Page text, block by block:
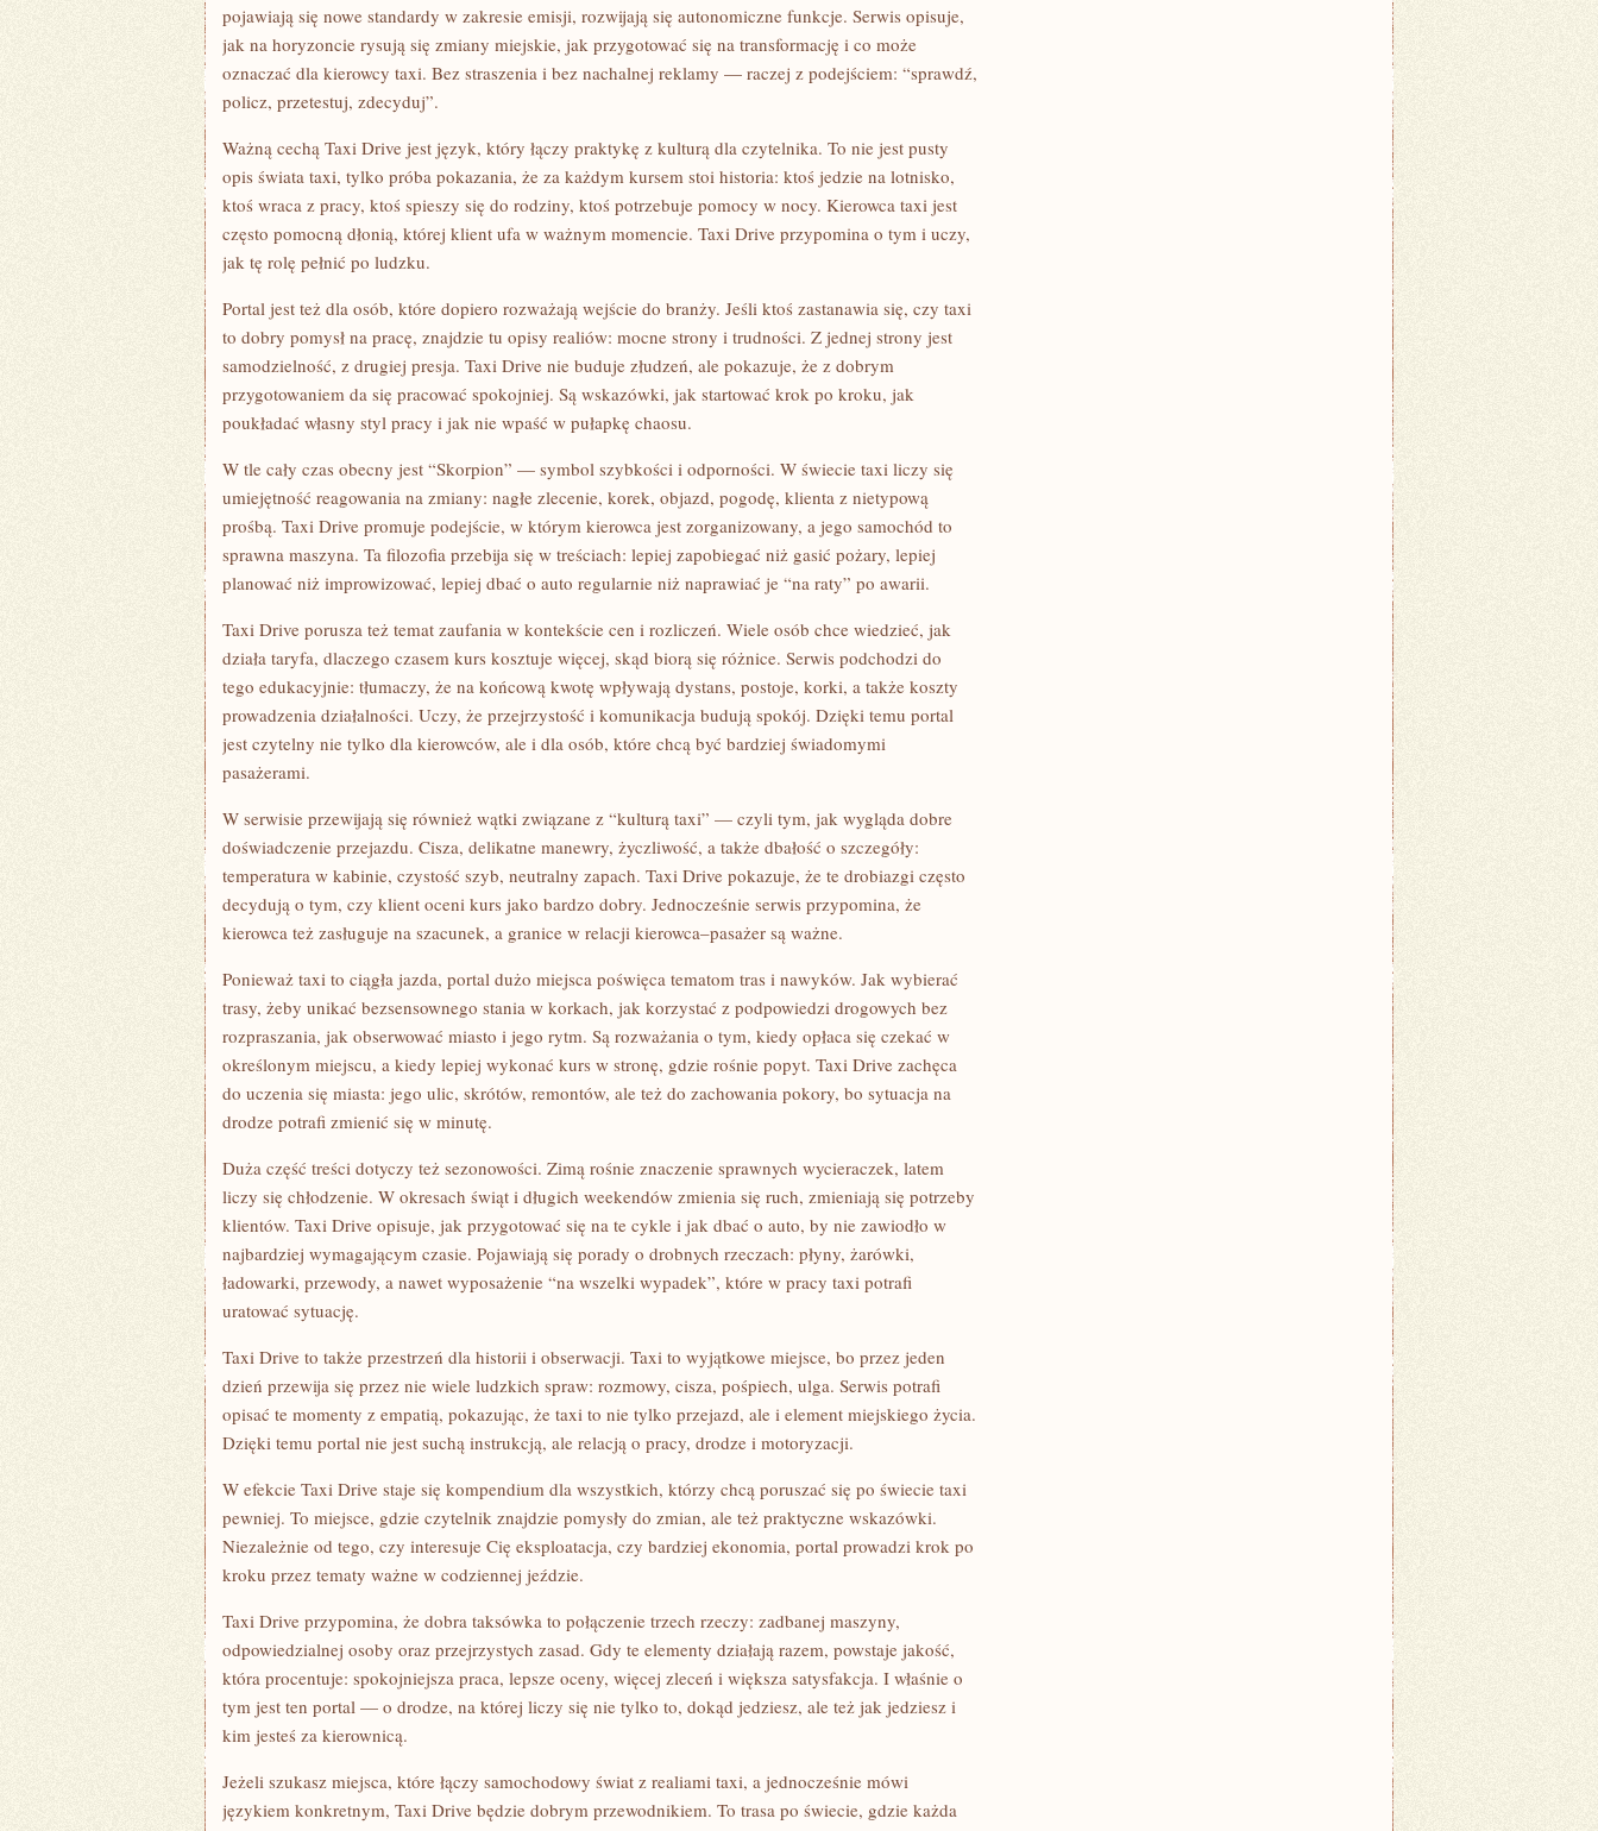
pojawiają się nowe standardy w zakresie emisji, rozwijają się autonomiczne funkcje. Serwis opisuje,
jak na horyzoncie rysują się zmiany miejskie, jak przygotować się na transformację i co może
oznaczać dla kierowcy taxi. Bez straszenia i bez nachalnej reklamy — raczej z podejściem: “sprawdź,
policz, przetestuj, zdecyduj”.
Ważną cechą Taxi Drive jest język, który łączy praktykę z kulturą dla czytelnika. To nie jest pusty
opis świata taxi, tylko próba pokazania, że za każdym kursem stoi historia: ktoś jedzie na lotnisko,
ktoś wraca z pracy, ktoś spieszy się do rodziny, ktoś potrzebuje pomocy w nocy. Kierowca taxi jest
często pomocną dłonią, której klient ufa w ważnym momencie. Taxi Drive przypomina o tym i uczy,
jak tę rolę pełnić po ludzku.
Portal jest też dla osób, które dopiero rozważają wejście do branży. Jeśli ktoś zastanawia się, czy taxi
to dobry pomysł na pracę, znajdzie tu opisy realiów: mocne strony i trudności. Z jednej strony jest
samodzielność, z drugiej presja. Taxi Drive nie buduje złudzeń, ale pokazuje, że z dobrym
przygotowaniem da się pracować spokojniej. Są wskazówki, jak startować krok po kroku, jak
poukładać własny styl pracy i jak nie wpaść w pułapkę chaosu.
W tle cały czas obecny jest “Skorpion” — symbol szybkości i odporności. W świecie taxi liczy się
umiejętność reagowania na zmiany: nagłe zlecenie, korek, objazd, pogodę, klienta z nietypową
prośbą. Taxi Drive promuje podejście, w którym kierowca jest zorganizowany, a jego samochód to
sprawna maszyna. Ta filozofia przebija się w treściach: lepiej zapobiegać niż gasić pożary, lepiej
planować niż improwizować, lepiej dbać o auto regularnie niż naprawiać je “na raty” po awarii.
Taxi Drive porusza też temat zaufania w kontekście cen i rozliczeń. Wiele osób chce wiedzieć, jak
działa taryfa, dlaczego czasem kurs kosztuje więcej, skąd biorą się różnice. Serwis podchodzi do
tego edukacyjnie: tłumaczy, że na końcową kwotę wpływają dystans, postoje, korki, a także koszty
prowadzenia działalności. Uczy, że przejrzystość i komunikacja budują spokój. Dzięki temu portal
jest czytelny nie tylko dla kierowców, ale i dla osób, które chcą być bardziej świadomymi
pasażerami.
W serwisie przewijają się również wątki związane z “kulturą taxi” — czyli tym, jak wygląda dobre
doświadczenie przejazdu. Cisza, delikatne manewry, życzliwość, a także dbałość o szczegóły:
temperatura w kabinie, czystość szyb, neutralny zapach. Taxi Drive pokazuje, że te drobiazgi często
decydują o tym, czy klient oceni kurs jako bardzo dobry. Jednocześnie serwis przypomina, że
kierowca też zasługuje na szacunek, a granice w relacji kierowca–pasażer są ważne.
Ponieważ taxi to ciągła jazda, portal dużo miejsca poświęca tematom tras i nawyków. Jak wybierać
trasy, żeby unikać bezsensownego stania w korkach, jak korzystać z podpowiedzi drogowych bez
rozpraszania, jak obserwować miasto i jego rytm. Są rozważania o tym, kiedy opłaca się czekać w
określonym miejscu, a kiedy lepiej wykonać kurs w stronę, gdzie rośnie popyt. Taxi Drive zachęca
do uczenia się miasta: jego ulic, skrótów, remontów, ale też do zachowania pokory, bo sytuacja na
drodze potrafi zmienić się w minutę.
Duża część treści dotyczy też sezonowości. Zimą rośnie znaczenie sprawnych wycieraczek, latem
liczy się chłodzenie. W okresach świąt i długich weekendów zmienia się ruch, zmieniają się potrzeby
klientów. Taxi Drive opisuje, jak przygotować się na te cykle i jak dbać o auto, by nie zawiodło w
najbardziej wymagającym czasie. Pojawiają się porady o drobnych rzeczach: płyny, żarówki,
ładowarki, przewody, a nawet wyposażenie “na wszelki wypadek”, które w pracy taxi potrafi
uratować sytuację.
Taxi Drive to także przestrzeń dla historii i obserwacji. Taxi to wyjątkowe miejsce, bo przez jeden
dzień przewija się przez nie wiele ludzkich spraw: rozmowy, cisza, pośpiech, ulga. Serwis potrafi
opisać te momenty z empatią, pokazując, że taxi to nie tylko przejazd, ale i element miejskiego życia.
Dzięki temu portal nie jest suchą instrukcją, ale relacją o pracy, drodze i motoryzacji.
W efekcie Taxi Drive staje się kompendium dla wszystkich, którzy chcą poruszać się po świecie taxi
pewniej. To miejsce, gdzie czytelnik znajdzie pomysły do zmian, ale też praktyczne wskazówki.
Niezależnie od tego, czy interesuje Cię eksploatacja, czy bardziej ekonomia, portal prowadzi krok po
kroku przez tematy ważne w codziennej jeździe.
Taxi Drive przypomina, że dobra taksówka to połączenie trzech rzeczy: zadbanej maszyny,
odpowiedzialnej osoby oraz przejrzystych zasad. Gdy te elementy działają razem, powstaje jakość,
która procentuje: spokojniejsza praca, lepsze oceny, więcej zleceń i większa satysfakcja. I właśnie o
tym jest ten portal — o drodze, na której liczy się nie tylko to, dokąd jedziesz, ale też jak jedziesz i
kim jesteś za kierownicą.
Jeżeli szukasz miejsca, które łączy samochodowy świat z realiami taxi, a jednocześnie mówi
językiem konkretnym, Taxi Drive będzie dobrym przewodnikiem. To trasa po świecie, gdzie każda